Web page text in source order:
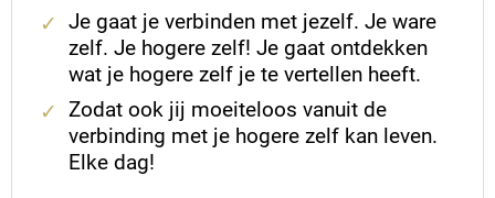
Je gaat je verbinden met jezelf. Je ware
zelf. Je hogere zelf! Je gaat ontdekken
wat je hogere zelf je te vertellen heeft.
Zodat ook jij moeiteloos vanuit de
verbinding met je hogere zelf kan leven.
Elke dag!